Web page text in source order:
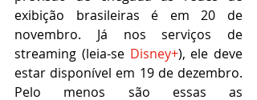
exibição brasileiras é em 20 de
novembro. Já nos serviços de
streaming (leia-se Disney+), ele deve
estar disponível em 19 de dezembro.
Pelo menos são essas as